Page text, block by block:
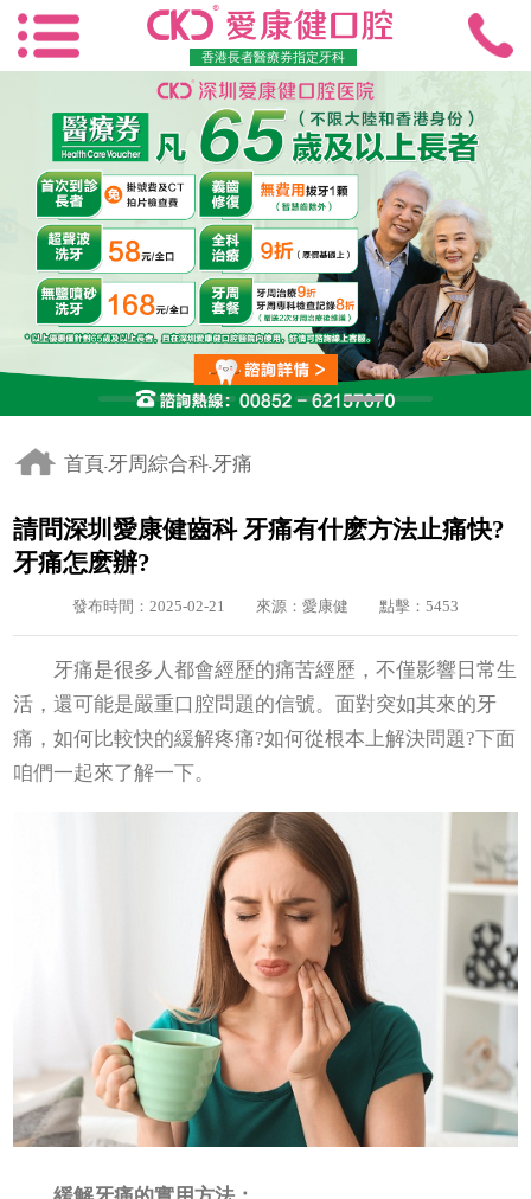
香港長者醫療券指定牙科
首頁- 牙周綜合科- 牙痛
請問深圳愛康健齒科 牙痛有什麽方法止痛快?
牙痛怎麽辦?
發布時間：2025-02-21 來源：愛康健 點擊：5453
牙痛是很多人都會經歷的痛苦經歷，不僅影響日常生
活，還可能是嚴重口腔問題的信號。面對突如其來的牙
痛，如何比較快的緩解疼痛?如何從根本上解決問題?下面
咱們一起來了解一下。